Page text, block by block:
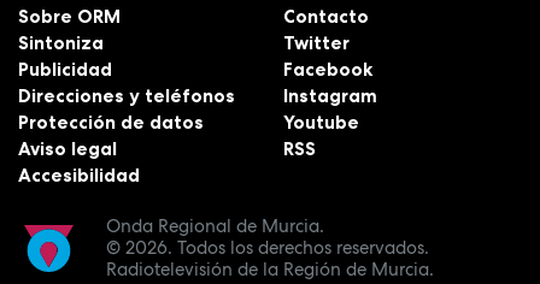
Onda Regional de Murcia.
© 2026. Todos los derechos reservados.
Radiotelevisión de la Región de Murcia.
Sobre ORM
Sintoniza
Publicidad
Direcciones y teléfonos
Protección de datos
Aviso legal
Accesibilidad
Contacto
Twitter
Facebook
Instagram
Youtube
RSS